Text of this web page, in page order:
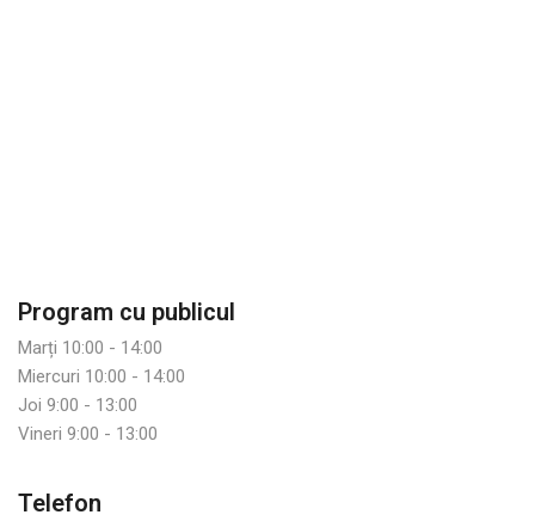
Program cu publicul
Marți 10:00 - 14:00
Miercuri 10:00 - 14:00
Joi 9:00 - 13:00
Vineri 9:00 - 13:00
Telefon